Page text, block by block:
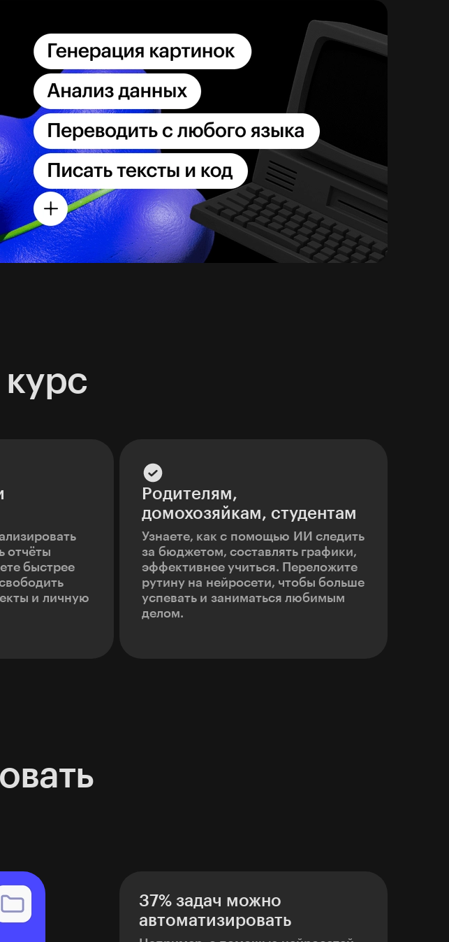
курс
отчёты
быстрее
и личную
Родителям,
домохозяйкам, студентам
Узнаете, как с помощью ИИ следить
за бюджетом, составлять графики,
эффективнее учиться. Переложите
рутину на нейросети, чтобы больше
успевать и заниматься любимым
делом.
37% задач можно
автоматизировать